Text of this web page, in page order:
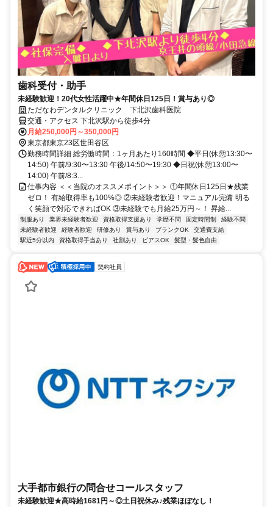
歯科受付・助手
未経験歓迎！20代女性活躍中★年間休日125⽇！賞与あり◎
ただなわデンタルクリニック 下北沢歯科医院
交通・アクセス 下北沢駅から徒歩4分
月給250,000円～350,000円
東京都東京23区世田谷区
勤務時間詳細 総労働時間：1ヶ月あたり160時間 ◆平⽇(休憩13:30〜
14:50) 午前/9:30〜13:30 午後/14:50〜19:30 ◆⽇祝(休憩13:00〜
14:00) 午前/8:3...
仕事内容 ＜＜当院のオススメポイント＞＞ ①年間休日125日★残業
ゼロ！ 有給取得率も100%◎ ②未経験者歓迎！マニュアル完備 明る
く笑顔で対応できればOK ③未経験でも月給25万円～！ 昇給...
制服あり 業界未経験者歓迎 資格取得支援あり 学歴不問 固定時間制
経験不問
未経験者歓迎
経験者歓迎 研修あり 賞与あり ブランクOK
交通費支給
駅近5分以内
資格取得手当あり 社割あり ピアスOK 髪型・髪色自由
契約社員
大手都市銀行の問合せコールスタッフ
未経験歓迎★高時給1681円～◎土日祝休み♪残業ほぼなし！